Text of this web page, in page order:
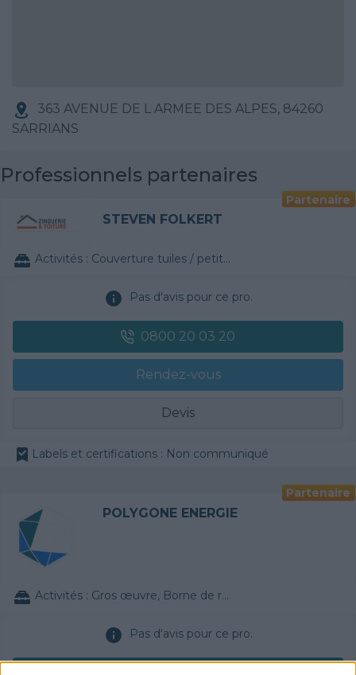
363 AVENUE DE L ARMEE DES ALPES, 84260
SARRIANS
Professionnels partenaires
Partenaire
STEVEN FOLKERT
Activités : Couverture tuiles / petits éléments
Pas d'avis pour ce pro.
0800 20 03 20
Rendez-vous
Devis
Labels et certifications : Non communiqué
Partenaire
POLYGONE ENERGIE
Activités : Gros œuvre, Borne de recharge
Pas d'avis pour ce pro.